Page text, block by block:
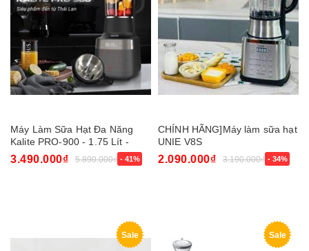
Máy Làm Sữa Hạt Đa Năng
Kalite PRO-900 - 1.75 Lít -
2700W - Made In Thái Lan
3.490.000₫ 5.890.000₫ - 41%
CHÍNH HÃNG]Máy làm sữa hạt
UNIE V8S
2.090.000₫ 3.190.000₫ - 34%
Sale Sale